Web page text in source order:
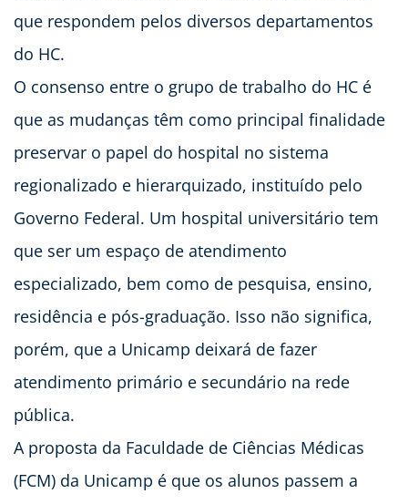
que respondem pelos diversos departamentos
do HC.
O consenso entre o grupo de trabalho do HC é
que as mudanças têm como principal finalidade
preservar o papel do hospital no sistema
regionalizado e hierarquizado, instituído pelo
Governo Federal. Um hospital universitário tem
que ser um espaço de atendimento
especializado, bem como de pesquisa, ensino,
residência e pós-graduação. Isso não significa,
porém, que a Unicamp deixará de fazer
atendimento primário e secundário na rede
pública.
A proposta da Faculdade de Ciências Médicas
(FCM) da Unicamp é que os alunos passem a